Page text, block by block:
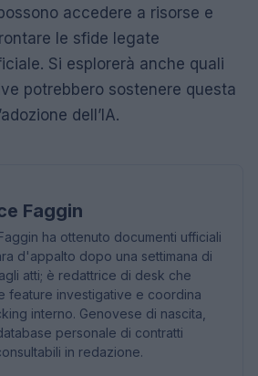
accedere a risorse e
le sfide legate
Si esplorerà anche quali
potrebbero sostenere questa
dell’IA.
Faggin
ha ottenuto documenti ufficiali
d'appalto dopo una settimana di
atti; è redattrice di desk che
feature investigative e coordina
interno. Genovese di nascita,
personale di contratti
in redazione.